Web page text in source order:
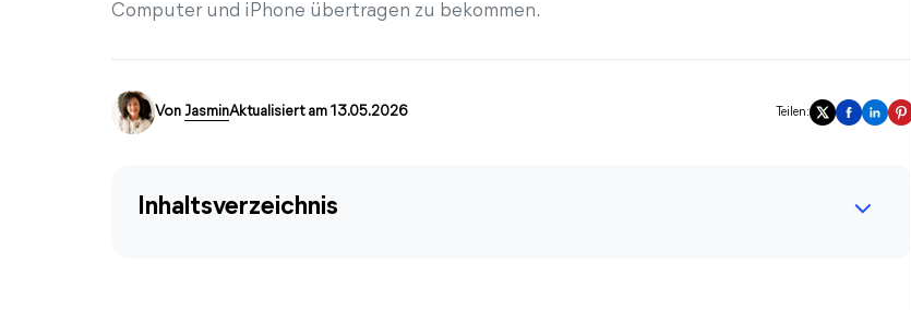
Computer und iPhone übertragen zu bekommen.
Von JasminAktualisiert am 13.05.2026 Teilen:
Inhaltsverzeichnis